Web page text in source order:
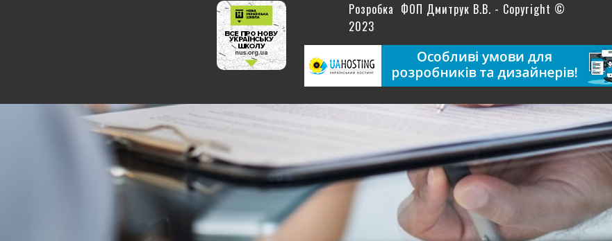
Розробка ФОП Дмитрук В.В. - Copyright ©
2023